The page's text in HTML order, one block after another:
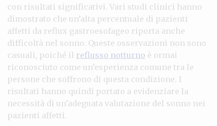
con risultati significativi. Vari studi clinici hanno
dimostrato che un’alta percentuale di pazienti
affetti da reflux gastroesofageo riporta anche
difficoltà nel sonno. Queste osservazioni non sono
casuali, poiché il reflusso notturno è ormai
riconosciuto come un’esperienza comune tra le
persone che soffrono di questa condizione. I
risultati hanno quindi portato a evidenziare la
necessità di un’adeguata valutazione del sonno nei
pazienti affetti.